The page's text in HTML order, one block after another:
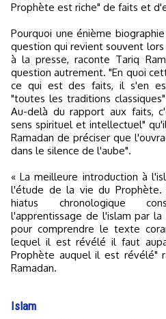
Prophète est riche" de faits et
Pourquoi une énième
question qui revient souvent
à la presse, raconte Tariq
question autrement. "En quoi
ce qui est des faits, il s'en
"toutes les traditions
Au-delà du rapport aux faits,
sens spirituel et intellectuel"
Ramadan de préciser que
dans le silence de l'aube".
« La meilleure introduction à
l'étude de la vie du Prophète.
hiatus chronologique
l'apprentissage de l'islam par
pour comprendre le texte
lequel il est révélé il faut
Prophète auquel il est révélé"
Ramadan.
Islam